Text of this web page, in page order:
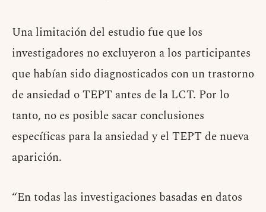
Una limitación del estudio fue que los
investigadores no excluyeron a los participantes
que habían sido diagnosticados con un trastorno
de ansiedad o TEPT antes de la LCT. Por lo
tanto, no es posible sacar conclusiones
específicas para la ansiedad y el TEPT de nueva
aparición.
“En todas las investigaciones basadas en datos